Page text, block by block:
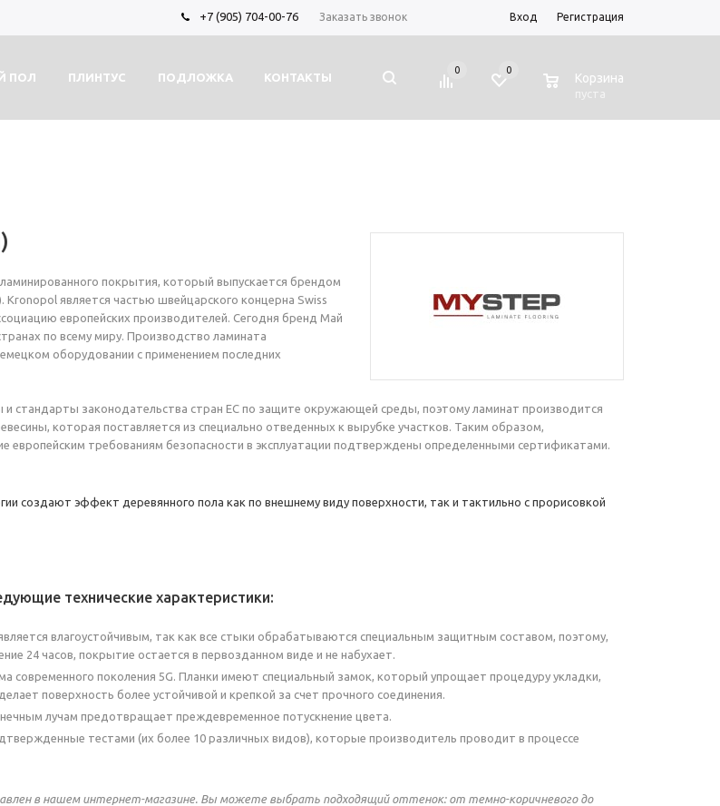
+7 (905) 704-00-76 Заказать звонок Вход Регистрация
ПОЛ ПЛИНТУС ПОДЛОЖКА КОНТАКТЫ
0 0
Корзина
пуста
покрытия, который выпускается брендом
является частью швейцарского концерна Swiss
европейских производителей. Сегодня бренд Май
по всему миру. Производство ламината
оборудовании с применением последних
стандарты законодательства стран ЕС по защите окружающей среды, поэтому ламинат производится
которая поставляется из специально отведенных к вырубке участков. Таким образом,
европейским требованиям безопасности в эксплуатации подтверждены определенными сертификатами.
создают эффект деревянного пола как по внешнему виду поверхности, так и тактильно с прорисовкой
технические характеристики:
влагоустойчивым, так как все стыки обрабатываются специальным защитным составом, поэтому,
24 часов, покрытие остается в первозданном виде и не набухает.
современного поколения 5G. Планки имеют специальный замок, который упрощает процедуру укладки,
поверхность более устойчивой и крепкой за счет прочного соединения.
лучам предотвращает преждевременное потускнение цвета.
тестами (их более 10 различных видов), которые производитель проводит в процессе
в нашем интернет-магазине. Вы можете выбрать подходящий оттенок: от темно-коричневого до